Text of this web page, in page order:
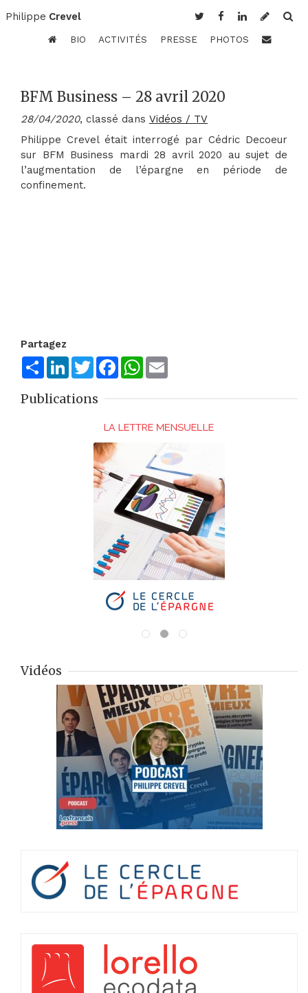
Philippe Crevel
BIO ACTIVITÉS PRESSE PHOTOS
BFM Business – 28 avril 2020
28/04/2020, classé dans Vidéos / TV
Philippe Crevel était interrogé par Cédric Decoeur
sur BFM Business mardi 28 avril 2020 au sujet de
l’augmentation de l’épargne en période de
confinement.
Partagez
ShareLinkedInTwitterFacebookWhatsApp
Publications
Vidéos